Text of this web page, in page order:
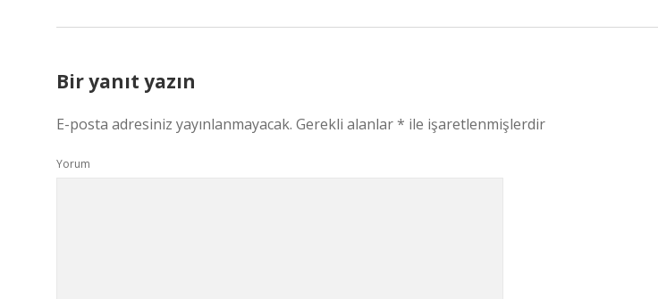
Bir yanıt yazın
E-posta adresiniz yayınlanmayacak. Gerekli alanlar* ile işaretlenmişlerdir
Yorum